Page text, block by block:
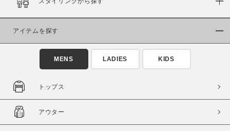
アイテムを探す
MENS LADIES KIDS
トップス
アウター